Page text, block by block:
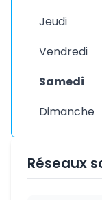
Jeudi
Vendredi
Samedi
Dimanche
Réseaux